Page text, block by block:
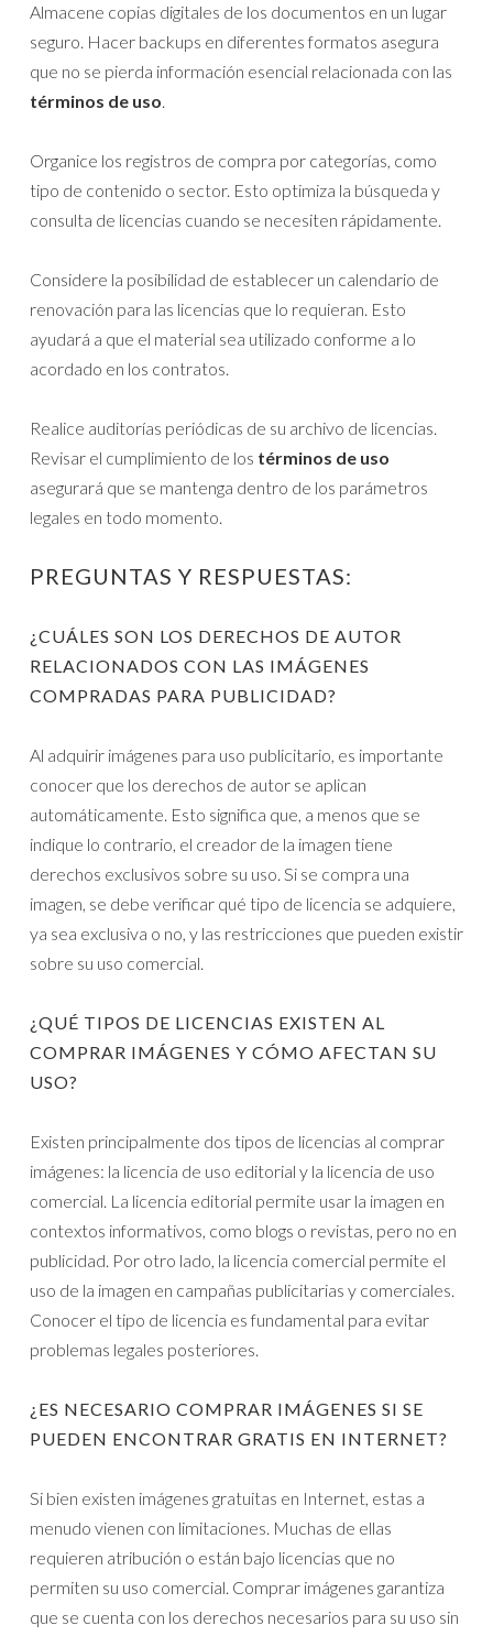
Almacene copias digitales de los documentos en un lugar
seguro. Hacer backups en diferentes formatos asegura
que no se pierda información esencial relacionada con las
términos de uso.
Organice los registros de compra por categorías, como
tipo de contenido o sector. Esto optimiza la búsqueda y
consulta de licencias cuando se necesiten rápidamente.
Considere la posibilidad de establecer un calendario de
renovación para las licencias que lo requieran. Esto
ayudará a que el material sea utilizado conforme a lo
acordado en los contratos.
Realice auditorías periódicas de su archivo de licencias.
Revisar el cumplimiento de los términos de uso
asegurará que se mantenga dentro de los parámetros
legales en todo momento.
PREGUNTAS Y RESPUESTAS:
¿CUÁLES SON LOS DERECHOS DE AUTOR
RELACIONADOS CON LAS IMÁGENES
COMPRADAS PARA PUBLICIDAD?
Al adquirir imágenes para uso publicitario, es importante
conocer que los derechos de autor se aplican
automáticamente. Esto significa que, a menos que se
indique lo contrario, el creador de la imagen tiene
derechos exclusivos sobre su uso. Si se compra una
imagen, se debe verificar qué tipo de licencia se adquiere,
ya sea exclusiva o no, y las restricciones que pueden existir
sobre su uso comercial.
¿QUÉ TIPOS DE LICENCIAS EXISTEN AL
COMPRAR IMÁGENES Y CÓMO AFECTAN SU
USO?
Existen principalmente dos tipos de licencias al comprar
imágenes: la licencia de uso editorial y la licencia de uso
comercial. La licencia editorial permite usar la imagen en
contextos informativos, como blogs o revistas, pero no en
publicidad. Por otro lado, la licencia comercial permite el
uso de la imagen en campañas publicitarias y comerciales.
Conocer el tipo de licencia es fundamental para evitar
problemas legales posteriores.
¿ES NECESARIO COMPRAR IMÁGENES SI SE
PUEDEN ENCONTRAR GRATIS EN INTERNET?
Si bien existen imágenes gratuitas en Internet, estas a
menudo vienen con limitaciones. Muchas de ellas
requieren atribución o están bajo licencias que no
permiten su uso comercial. Comprar imágenes garantiza
que se cuenta con los derechos necesarios para su uso sin